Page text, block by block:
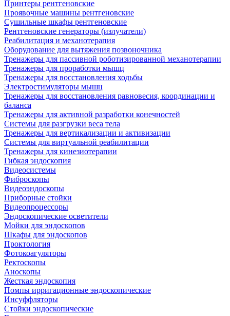
Принтеры рентгеновские
Проявочные машины рентгеновские
Сушильные шкафы рентгеновские
Рентгеновские генераторы (излучатели)
Реабилитация и механотерапия
Оборудование для вытяжения позвоночника
Тренажеры для пассивной роботизированной механотерапии
Тренажеры для проработки мышц
Тренажеры для восстановления ходьбы
Электростимуляторы мышц
Тренажеры для восстановления равновесия, координации и
баланса
Тренажеры для активной разработки конечностей
Системы для разгрузки веса тела
Тренажеры для вертикализации и активизации
Системы для виртуальной реабилитации
Тренажеры для кинезиотерапии
Гибкая эндоскопия
Видеосистемы
Фиброскопы
Видеоэндоскопы
Приборные стойки
Видеопроцессоры
Эндоскопические осветители
Мойки для эндоскопов
Шкафы для эндоскопов
Проктология
Фотокоагуляторы
Ректоскопы
Аноскопы
Жесткая эндоскопия
Помпы ирригационные эндоскопические
Инсуффляторы
Стойки эндоскопические